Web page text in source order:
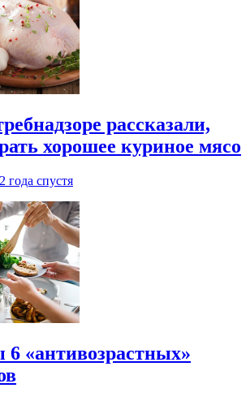
рассказали,
хорошее куриное мясо
2 года спустя
«антивозрастных»